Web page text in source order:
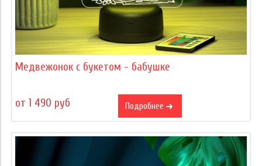
Медвежонок с букетом - бабушке
от 1 490 руб Подробнее